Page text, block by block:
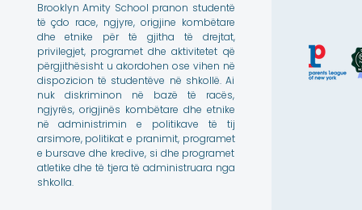
Brooklyn Amity School pranon studentë
të çdo race, ngjyre, origjine kombëtare
dhe etnike për të gjitha të drejtat,
privilegjet, programet dhe aktivitetet që
përgjithësisht u akordohen ose vihen në
dispozicion të studentëve në shkollë. Ai
nuk diskriminon në bazë të racës,
ngjyrës, origjinës kombëtare dhe etnike
në administrimin e politikave të tij
arsimore, politikat e pranimit, programet
e bursave dhe kredive, si dhe programet
atletike dhe të tjera të administruara nga
shkolla.